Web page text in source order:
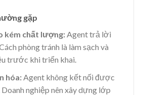
gặp
kém chất lượng:Agent trả lời
phòng tránh là làm sạch và
trước khi triển khai.
hóa:Agent không kết nối được
nghiệp nên xây dựng lớp